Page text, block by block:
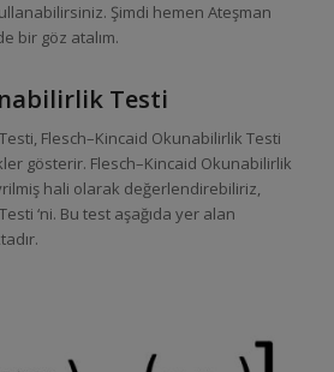
Şimdi hemen Ateşman
bir göz atalım.
Testi
Flesch–Kincaid Okunabilirlik Testi
gösterir. Flesch–Kincaid Okunabilirlik
hali olarak değerlendirebiliriz,
‘ni. Bu test aşağıda yer alan